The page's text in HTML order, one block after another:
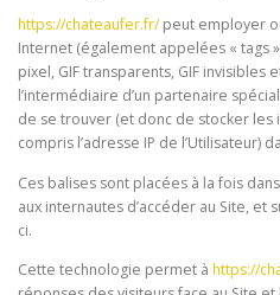
https://chateaufer.fr/peut employer
Internet (également appelées « tags
pixel, GIF transparents, GIF invisibles
l’intermédiaire d’un partenaire
de se trouver (et donc de stocker
compris l’adresse IP de l’Utilisateur)
Ces balises sont placées à la fois
aux internautes d’accéder au Site,
ci.
Cette technologie permet à https://